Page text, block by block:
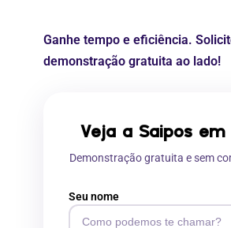
Ganhe tempo e eficiência.
demonstração gratuita ao lado!
Veja a Saipos em
Demonstração gratuita e sem
Seu nome